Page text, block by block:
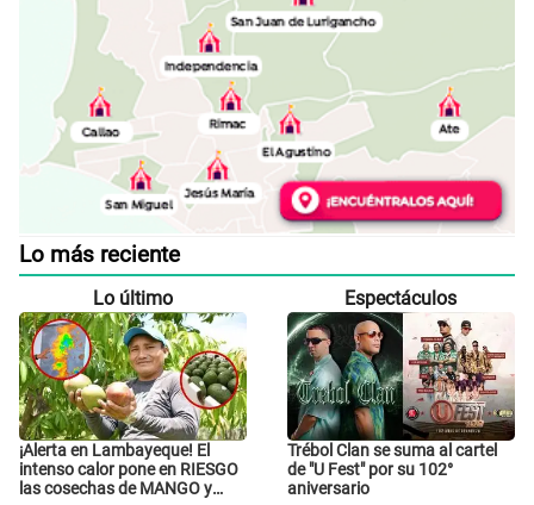
Lo más reciente
Lo último
¡Alerta en Lambayeque! El
intenso calor pone en RIESGO
las cosechas de MANGO y
Espectáculos
Trébol Clan se suma al cartel
de "U Fest" por su 102°
aniversario